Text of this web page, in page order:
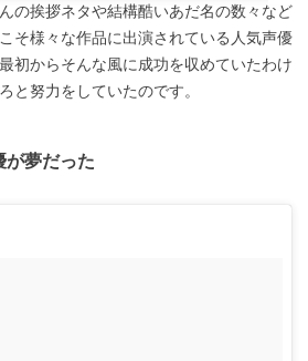
の挨拶ネタや結構酷いあだ名の数々など
そ様々な作品に出演されている人気声優
初からそんな風に成功を収めていたわけ
と努力をしていたのです。
が夢だった